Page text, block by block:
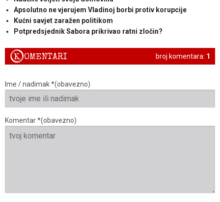
Apsolutno ne vjerujem Vladinoj borbi protiv korupcije
Kućni savjet zaražen politikom
Potpredsjednik Sabora prikrivao ratni zločin?
broj komentara: 1
KOMENTARI
Ime / nadimak *(obavezno)
Komentar *(obavezno)